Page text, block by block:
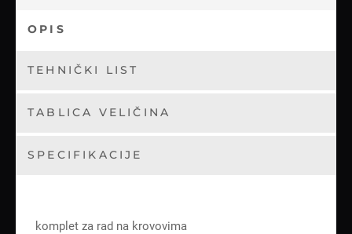
OPIS
TEHNIČKI LIST
TABLICA VELIČINA
SPECIFIKACIJE
komplet za rad na krovovima